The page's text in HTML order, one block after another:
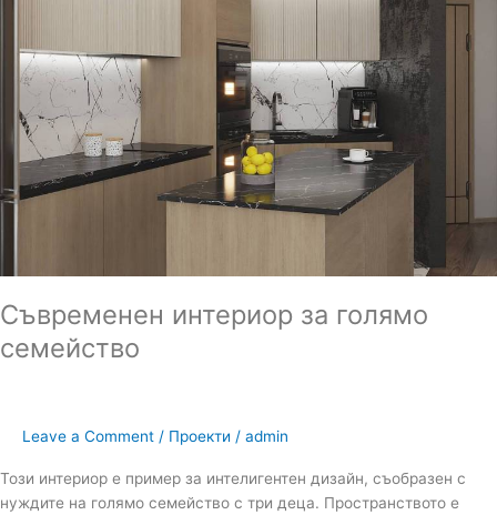
Съвременен интериор за голямо
семейство
Leave a Comment / Проекти / admin
Този интериор е пример за интелигентен дизайн, съобразен с
нуждите на голямо семейство с три деца. Пространството е